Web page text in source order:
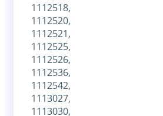
1112518,
1112520,
1112521,
1112525,
1112526,
1112536,
1112542,
1113027,
1113030,